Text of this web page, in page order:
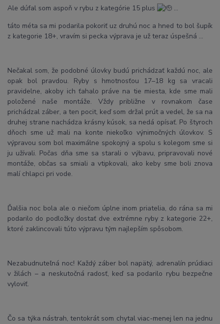
Ale dúfal som aspoň v rybu z kategórie 15 plus
…
táto méta sa mi podarila pokoriť uz druhú noc a hned to bol šupík
z kategorie 18+, vravím si pecka výprava je už teraz úspešná …
Nečakal som, že podobné úlovky budú prichádzať každú noc, ale
opak bol pravdou. Ryby s hmotnosťou 17–18 kg sa vracali
pravidelne, akoby ich ťahalo práve na tie miesta, kde sme mali
položené naše montáže. Vždy približne v rovnakom čase
prichádzal záber, a ten pocit, keď som držal prút a vedel, že sa na
druhej strane nachádza krásny kúsok, sa nedá opísať. Po štyroch
dňoch sme už mali na konte niekoľko výnimočných úlovkov. S
výpravou som bol maximálne spokojný a spolu s kolegom sme si
ju užívali. Počas dňa sme sa starali o výbavu, pripravovali nové
montáže, občas sa smiali a vtipkovali, ako keby sme boli znova
malí chlapci pri vode.
Ďalšia noc bola ale o niečom úplne inom priatelia, do rána sa mi
podarilo do podložky dostať dve extrémne ryby z kategorie 22+,
ktoré zaklincovali túto výpravu tým najlepším spôsobom.
Nezabudnuteľná noc! Každý záber bol napätý, adrenalín prúdiaci
v žilách – a neskutočná radosť, keď sa podarilo rybu bezpečne
vyloviť.
Čo sa týka nástrah, tentokrát som chytal viac-menej len na jednu